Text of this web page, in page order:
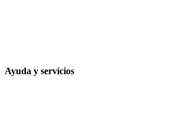
Ayuda y servicios